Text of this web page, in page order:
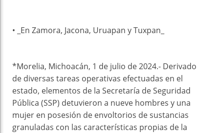
• _En Zamora, Jacona, Uruapan y Tuxpan_
*Morelia, Michoacán, 1 de julio de 2024.- Derivado
de diversas tareas operativas efectuadas en el
estado, elementos de la Secretaría de Seguridad
Pública (SSP) detuvieron a nueve hombres y una
mujer en posesión de envoltorios de sustancias
granuladas con las características propias de la